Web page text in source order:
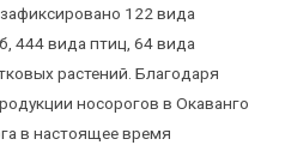
122 вида
444 вида птиц, 64 вида
растений. Благодаря
носорогов в Окаванго
в настоящее время